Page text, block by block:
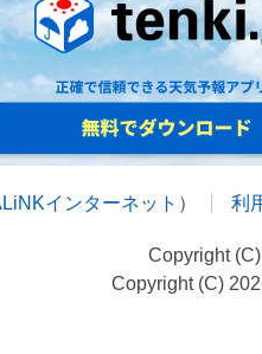
インターネット ） 利
Copyright
Copyright (C)